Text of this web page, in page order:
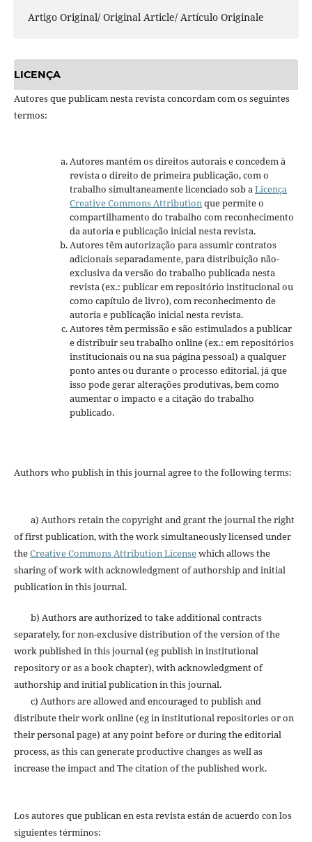
Artigo Original/ Original Article/ Artículo Originale
LICENÇA
Autores que publicam nesta revista concordam com os seguintes
termos:
Autores mantém os direitos autorais e concedem à
revista o direito de primeira publicação, com o
trabalho simultaneamente licenciado sob aLicença
Creative Commons Attributionque permite o
compartilhamento do trabalho com reconhecimento
da autoria e publicação inicial nesta revista.
Autores têm autorização para assumir contratos
adicionais separadamente, para distribuição não-
exclusiva da versão do trabalho publicada nesta
revista (ex.: publicar em repositório institucional ou
como capítulo de livro), com reconhecimento de
autoria e publicação inicial nesta revista.
Autores têm permissão e são estimulados a publicar
e distribuir seu trabalho online (ex.: em repositórios
institucionais ou na sua página pessoal) a qualquer
ponto antes ou durante o processo editorial, já que
isso pode gerar alterações produtivas, bem como
aumentar o impacto e a citação do trabalho
publicado.
Authors who publish in this journal agree to the following terms:
a) Authors retain the copyright and grant the journal the right
of first publication, with the work simultaneously licensed under
theCreative Commons Attribution Licensewhich allows the
sharing of work with acknowledgment of authorship and initial
publication in this journal.
b) Authors are authorized to take additional contracts
separately, for non-exclusive distribution of the version of the
work published in this journal (eg publish in institutional
repository or as a book chapter), with acknowledgment of
authorship and initial publication in this journal.
c) Authors are allowed and encouraged to publish and
distribute their work online (eg in institutional repositories or on
their personal page) at any point before or during the editorial
process, as this can generate productive changes as well as
increase the impact and The citation of the published work.
Los autores que publican en esta revista están de acuerdo con los
siguientes términos: